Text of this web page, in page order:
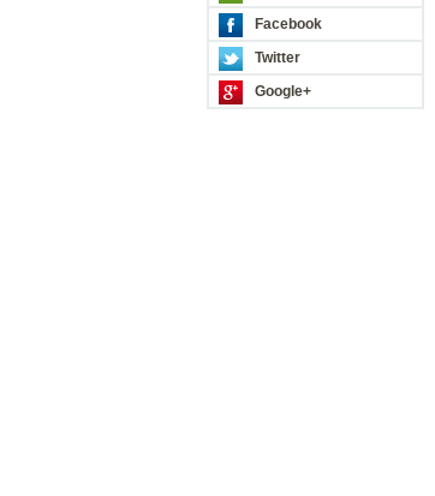
Facebook
Twitter
Google+